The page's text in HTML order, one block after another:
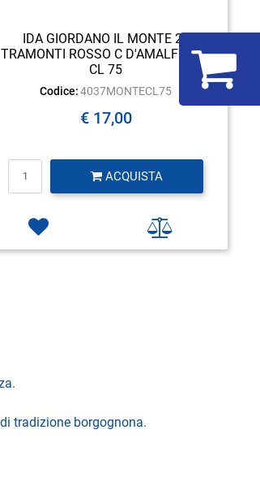
IDA GIORDANO IL MONTE 24
TRAMONTI ROSSO C D'AMALFI DOC
CL 75
Codice: 4037MONTECL75
€ 17,00
ACQUISTA
tradizione borgognona.